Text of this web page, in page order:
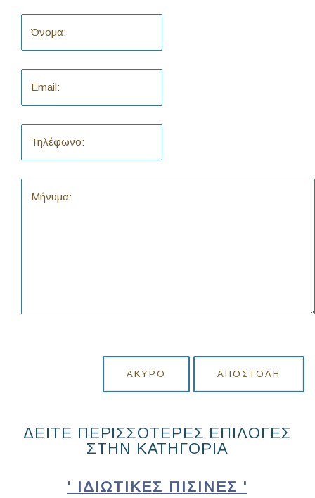
ΆΚΥΡΟ ΑΠΟΣΤΟΛΉ
ΔΕΙΤΕ ΠΕΡΙΣΣΟΤΕΡΕΣ ΕΠΙΛΟΓΕΣ
ΣΤΗΝ ΚΑΤΗΓΟΡΙΑ
' ΙΔΙΩΤΙΚΈΣ ΠΙΣΊΝΕΣ '